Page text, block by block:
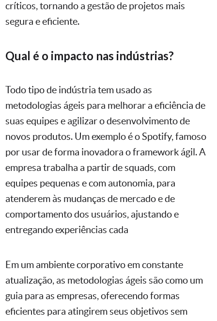
críticos, tornando a gestão de projetos mais
segura e eficiente.
Qual é o impacto nas indústrias?
Todo tipo de indústria tem usado as
metodologias ágeis para melhorar a eficiência de
suas equipes e agilizar o desenvolvimento de
novos produtos. Um exemplo é o Spotify, famoso
por usar de forma inovadora o framework ágil. A
empresa trabalha a partir de squads, com
equipes pequenas e com autonomia, para
atenderem às mudanças de mercado e de
comportamento dos usuários, ajustando e
entregando experiências cada
Em um ambiente corporativo em constante
atualização, as metodologias ágeis são como um
guia para as empresas, oferecendo formas
eficientes para atingirem seus objetivos sem